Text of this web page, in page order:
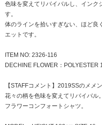
色味を変えてリバイバルし、インク
す。
体のラインを拾いすぎない、ほど良
エットです。
ITEM NO: 2326-116
DECHINE FLOWER：POLYESTER
【STAFFコメント】2019SSのメメ
花々の柄を色味を変えてリバイバル
フラワーコンフォートシャツ。